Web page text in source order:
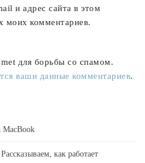
и адрес сайта в этом
моих комментариев.
для борьбы со спамом.
ваши данные комментариев.
MacBook
Рассказываем, как работает